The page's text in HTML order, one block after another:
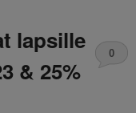
lapsille
& 25%
0